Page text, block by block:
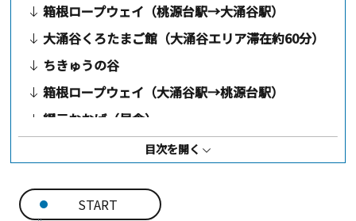
箱根ロープウェイ（桃源台駅→大涌谷駅）
大涌谷くろたまご館（大涌谷エリア滞在約60分）
ちきゅうの谷
箱根ロープウェイ（大涌谷駅→桃源台駅）
網元おおば（昼食）
箱根町仙石原すすき草原（滞在約60分）
道の駅 足柄・金太郎のふるさと
目次を開く
START